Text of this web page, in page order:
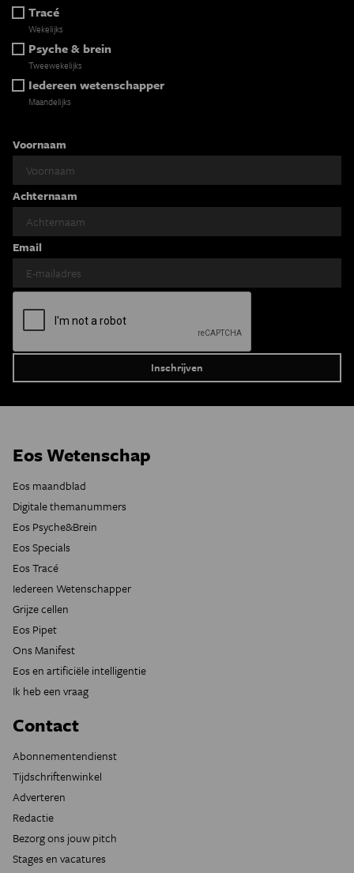
Tracé
Wekelijks
Psyche & brein
Tweewekelijks
Iedereen wetenschapper
Maandelijks
Voornaam
Achternaam
Email
Eos Wetenschap
Eos maandblad
Digitale themanummers
Eos Psyche&Brein
Eos Specials
Eos Tracé
Iedereen Wetenschapper
Grijze cellen
Eos Pipet
Ons Manifest
Eos en artificiële intelligentie
Ik heb een vraag
Contact
Abonnementendienst
Tijdschriftenwinkel
Adverteren
Redactie
Bezorg ons jouw pitch
Stages en vacatures